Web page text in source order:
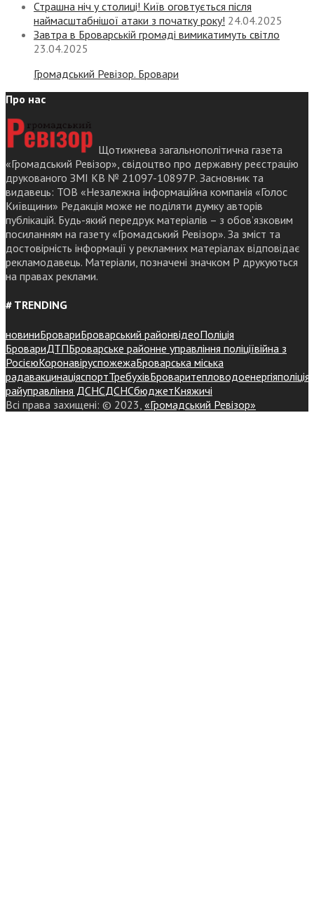
Страшна ніч у столиці! Київ оговтується після
наймасштабнішої атаки з початку року! 24.04.2025
Завтра в Броварській громаді вимикатимуть світло
23.04.2025
Громадський Ревізор. Бровари
Про нас
Щотижнева загальнополітична газета
«Громадський Ревізор», свідоцтво про державну реєстрацію
друкованого ЗМІ КВ № 21097-10897Р. Засновник та
видавець: ТОВ «Незалежна інформаційна компанія «Голос
Київщини» Редакція може не поділяти думку авторів
публікацій. Будь-який передрук матеріалів – з обов’язковим
посиланням на газету «Громадський Ревізор». За зміст та
достовірність інформації у рекламних матеріалах відповідає
рекламодавець. Матеріали, позначені значком Р друкуються
на правах реклами.
# TRENDING
новиниБровариБроварський районвідеоПоліція
БровариДТПБроварське районне управління поліціївійна з
РосієюКоронавіруспожежаБроварська міська
радавакцинаціяспортТребухівБроваритепловодоенергіяполіція
райуправління ДСНСДСНСбюджетКняжичі
Всі права захищені: © 2023, «Громадський Ревізор»